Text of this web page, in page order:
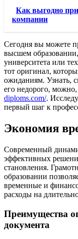
Как выгодно
компании
Сегодня вы можете
высшем
университета или
тот оригинал,
ожиданиям. Узнать,
его недорого,
diploms.com/.
первый шаг к
Экономия
Современный
эффективных
становления.
образовании
временные и
расходы на
Преимущества
документа